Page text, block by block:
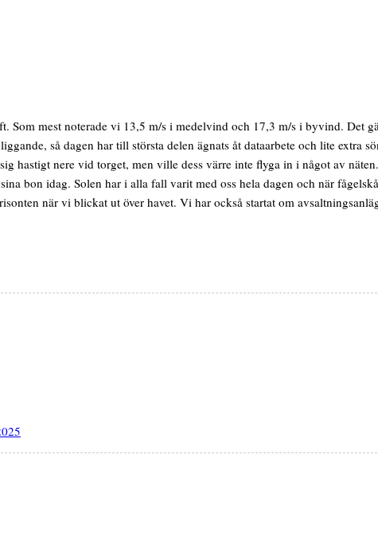
mest noterade vi 13,5 m/s i medelvind och 17,3 m/s i byvind. Det
så dagen har till största delen ägnats åt dataarbete och lite extra
hastigt nere vid torget, men ville dess värre inte flyga in i något av
bon idag. Solen har i alla fall varit med oss hela dagen och när
när vi blickat ut över havet. Vi har också startat om